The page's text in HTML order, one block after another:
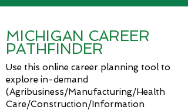
MICHIGAN CAREER
PATHFINDER
Use this online career planning tool to
explore in-demand
(Agribusiness/Manufacturing/Health
Care/Construction/Information